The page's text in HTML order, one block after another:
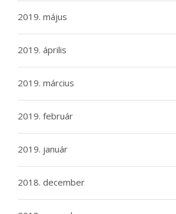
2019. május
2019. április
2019. március
2019. február
2019. január
2018. december